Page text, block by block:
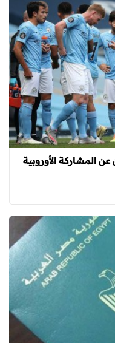
الأوروبية